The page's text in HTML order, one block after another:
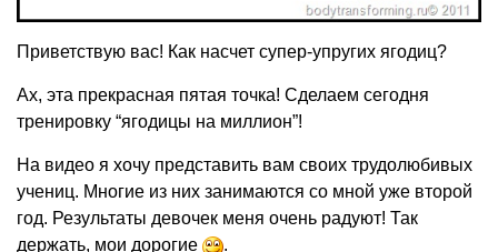
Приветствую вас! Как насчет супер-упругих ягодиц?
Ах, эта прекрасная пятая точка! Сделаем сегодня
тренировку “ягодицы на миллион”!
На видео я хочу представить вам своих трудолюбивых
учениц. Многие из них занимаются со мной уже второй
год. Результаты девочек меня очень радуют! Так
держать, мои дорогие
.